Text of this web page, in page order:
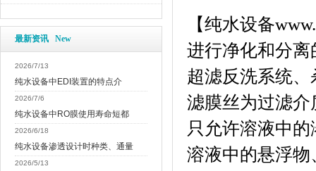
最新资讯 New
2026/7/13
纯水设备中EDI装置的特点介
2026/7/6
纯水设备中RO膜使用寿命短都
2026/6/18
纯水设备渗透设计时种类、通量
2026/5/13
【纯水设备
进行净化和分
超滤反洗系统
滤膜丝为过滤
只允许溶液中
溶液中的悬浮